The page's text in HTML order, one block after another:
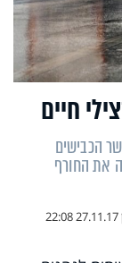
הכבישים
את החורף
27.11.17 22:08